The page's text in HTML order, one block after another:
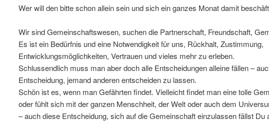
Wer will den bitte schon allein sein und sich ein ganzes Monat damit
Wir sind Gemeinschaftswesen, suchen die Partnerschaft, Freundschaft,
Es ist ein Bedürfnis und eine Notwendigkeit für uns, Rückhalt, Zustimmung,
Entwicklungsmöglichkeiten, Vertrauen und vieles mehr zu erleben.
Schlussendlich muss man aber doch alle Entscheidungen alleine fällen –
Entscheidung, jemand anderen entscheiden zu lassen.
Schön ist es, wenn man Gefährten findet. Vielleicht findet man eine tolle
oder fühlt sich mit der ganzen Menschheit, der Welt oder auch dem
– auch diese Entscheidung, sich auf die Gemeinschaft einzulassen fällst Du